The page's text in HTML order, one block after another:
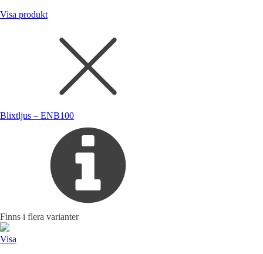
Visa produkt
Blixtljus – ENB100
Finns i flera varianter
Visa